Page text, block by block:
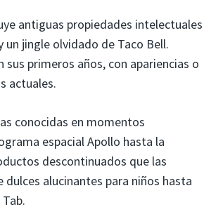
antiguas propiedades intelectuales
jingle olvidado de Taco Bell.
primeros años, con apariencias o
actuales.
conocidas en momentos
espacial Apollo hasta la
descontinuados que las
dulces alucinantes para niños hasta